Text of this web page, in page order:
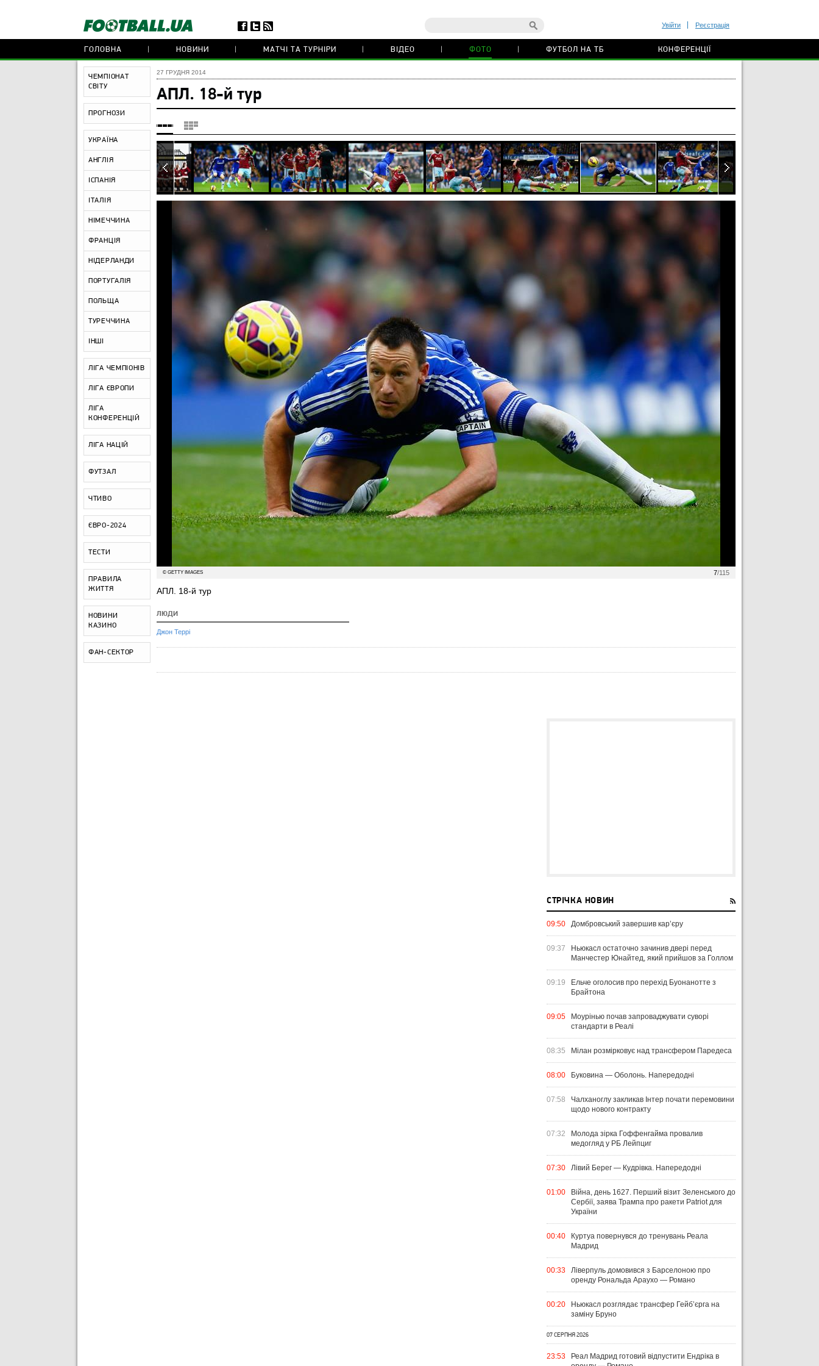
Увійти Реєстрація
ГОЛОВНА НОВИНИ МАТЧІ ТА ТУРНІРИ ВІДЕО ФОТО ФУТБОЛ НА ТБ КОНФЕРЕНЦІЇ
ЧЕМПІОНАТ
СВІТУ
ПРОГНОЗИ
УКРАЇНА
АНГЛІЯ
ІСПАНІЯ
ІТАЛІЯ
НІМЕЧЧИНА
ФРАНЦІЯ
НІДЕРЛАНДИ
ПОРТУГАЛІЯ
ПОЛЬЩА
ТУРЕЧЧИНА
ІНШІ
ЛІГА ЧЕМПІОНІВ
ЛІГА ЄВРОПИ
ЛІГА
КОНФЕРЕНЦІЙ
ЛІГА НАЦІЙ
ФУТЗАЛ
ЧТИВО
ЄВРО-2024
ТЕСТИ
ПРАВИЛА
ЖИТТЯ
НОВИНИ
КАЗИНО
ФАН-СЕКТОР
27 ГРУДНЯ 2014
АПЛ. 18-й тур
7/115
© GETTY IMAGES
АПЛ. 18-й тур
ЛЮДИ
Джон Террі
СТРІЧКА НОВИН
09:50 Домбровський завершив кар’єру
09:37
Ньюкасл остаточно зачинив двері перед
Манчестер Юнайтед, який прийшов за Голлом
09:19
Ельче оголосив про перехід Буонанотте з
Брайтона
09:05
Моурінью почав запроваджувати суворі
стандарти в Реалі
08:35 Мілан розмірковує над трансфером Паредеса
08:00 Буковина — Оболонь. Напередодні
07:58
Чалханоглу закликав Інтер почати перемовини
щодо нового контракту
07:32
Молода зірка Гоффенгайма провалив
медогляд у РБ Лейпциг
07:30 Лівий Берег — Кудрівка. Напередодні
01:00
Війна, день 1627. Перший візит Зеленського до
Сербії, заява Трампа про ракети Patriot для
України
00:40
Куртуа повернувся до тренувань Реала
Мадрид
00:33
Ліверпуль домовився з Барселоною про
оренду Рональда Араухо — Романо
00:20
Ньюкасл розглядає трансфер Гейб’єрга на
заміну Бруно
07 СЕРПНЯ 2026
23:53
Реал Мадрид готовий відпустити Ендріка в